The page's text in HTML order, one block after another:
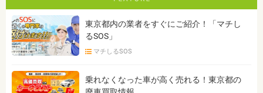
東京都内の業者をすぐにご紹介！「マチし
るSOS」
マチしるSOS
乗れなくなった車が高く売れる！東京都の